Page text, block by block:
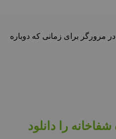
مرورگر برای زمانی که دوباره
را دانلود